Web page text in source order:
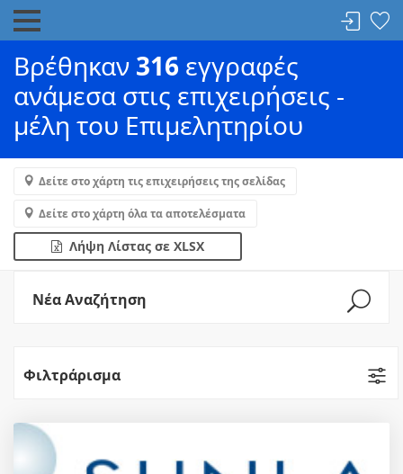
Βρέθηκαν 316 εγγραφές
ανάμεσα στις επιχειρήσεις -
μέλη του Επιμελητηρίου
Δείτε στο χάρτη τις επιχειρήσεις της σελίδας
Δείτε στο χάρτη όλα τα αποτελέσματα
Λήψη Λίστας σε XLSX
Νέα Αναζήτηση
Φιλτράρισμα